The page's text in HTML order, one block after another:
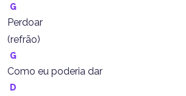
G
Perdoar
(refrão)
G
Como eu poderia dar
D